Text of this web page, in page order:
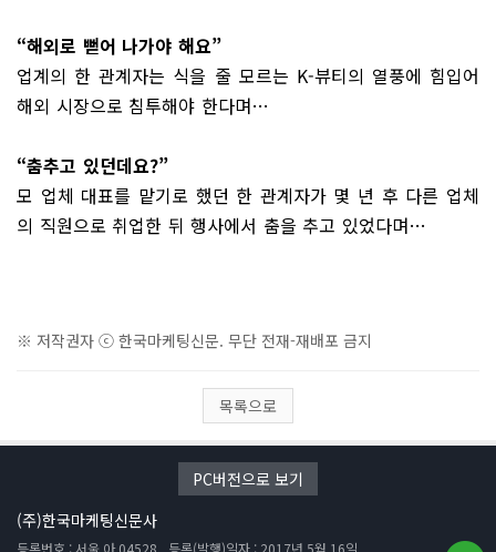
“해외로 뻗어 나가야 해요”
업계의 한 관계자는 식을 줄 모르는 K-뷰티의 열풍에 힘입어
해외 시장으로 침투해야 한다며…
“춤추고 있던데요?”
모 업체 대표를 맡기로 했던 한 관계자가 몇 년 후 다른 업체
의 직원으로 취업한 뒤 행사에서 춤을 추고 있었다며…
※ 저작권자 ⓒ 한국마케팅신문. 무단 전재-재배포 금지
목록으로
PC버전으로 보기
(주)한국마케팅신문사
등록번호 : 서울 아 04528 등록(발행)일자 : 2017년 5월 16일